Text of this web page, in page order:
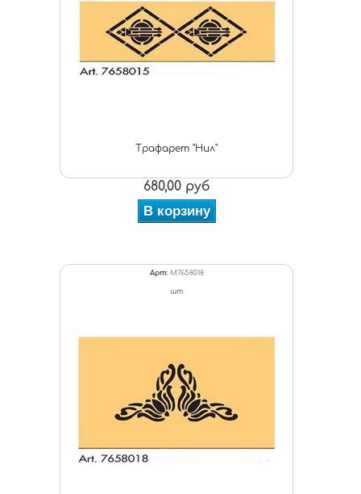
Трафарет "Нил"
680,00 руб
В корзину
Арт: M7658018
шт